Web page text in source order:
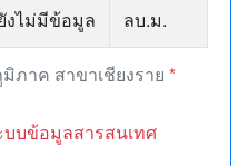
ภาค สาขาเชียงราย *
งไม่มีข้อมูล ลบ.ม.
บข้อมูลสารสนเทศ